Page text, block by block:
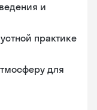
и
практике
для